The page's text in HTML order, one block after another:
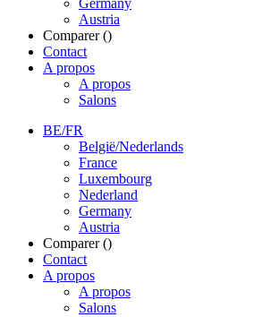
Germany
Austria
Comparer ()
Contact
A propos
A propos
Salons
BE/FR
België/Nederlands
France
Luxembourg
Nederland
Germany
Austria
Comparer ()
Contact
A propos
A propos
Salons